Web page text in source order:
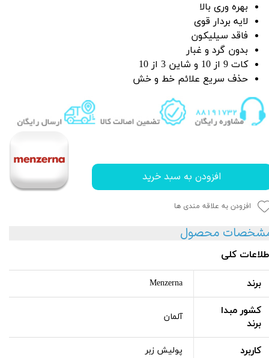
بهره وری بالا
لایه بردار قوی
فاقد سیلیکون
بدون گرد و غبار
کات 9 از 10 و شاین 3 از 10
حذف سریع علائم خط و خش
افزودن به سبد خرید
افزودن به علاقه مندی ها
محصول
کلی
برند Menzerna
کشور مبدا
برند
آلمان
کاربرد پولیش زبر